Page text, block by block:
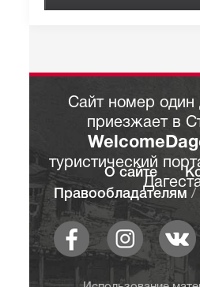
Сайт номер один
приезжает в
туристический
О сайте
Правообладателям /